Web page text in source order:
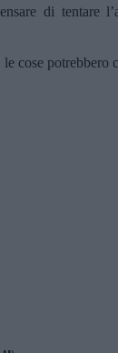
di tentare
cose potrebbero